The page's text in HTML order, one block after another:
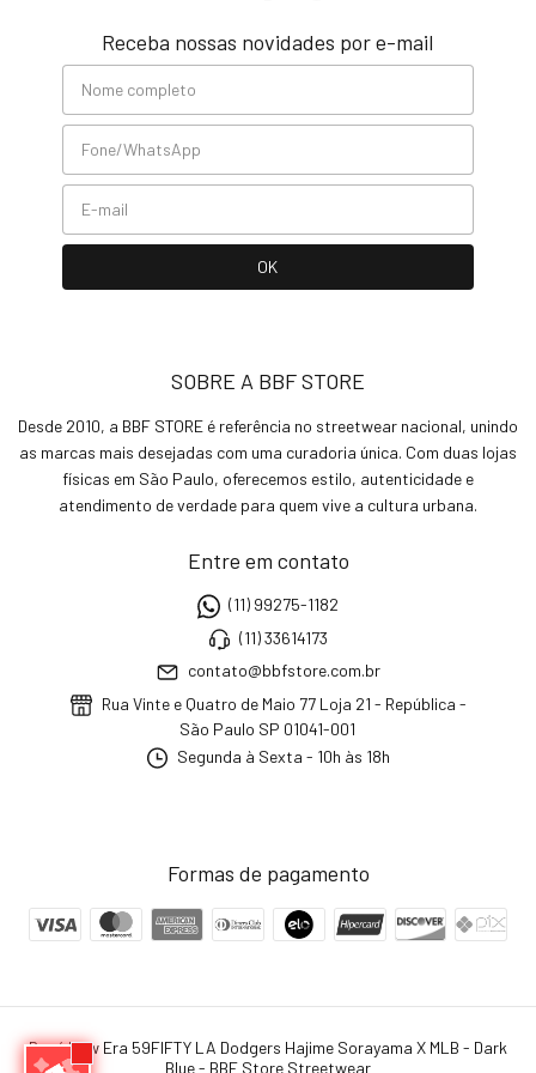
Receba nossas novidades por e-mail
SOBRE A BBF STORE
Desde 2010, a BBF STORE é referência no streetwear nacional, unindo
as marcas mais desejadas com uma curadoria única. Com duas lojas
físicas em São Paulo, oferecemos estilo, autenticidade e
atendimento de verdade para quem vive a cultura urbana.
Entre em contato
(11) 99275-1182
(11) 33614173
contato@bbfstore.com.br
Rua Vinte e Quatro de Maio 77 Loja 21 - República -
São Paulo SP 01041-001
Segunda à Sexta - 10h às 18h
Formas de pagamento
Boné New Era 59FIFTY LA Dodgers Hajime Sorayama X MLB - Dark
Blue- BBF Store Streetwear